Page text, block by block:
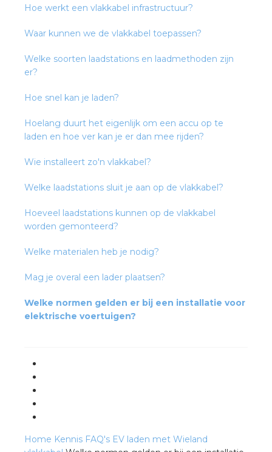
Hoe werkt een vlakkabel infrastructuur?
Waar kunnen we de vlakkabel toepassen?
Welke soorten laadstations en laadmethoden zijn
er?
Hoe snel kan je laden?
Hoelang duurt het eigenlijk om een accu op te
laden en hoe ver kan je er dan mee rijden?
Wie installeert zo'n vlakkabel?
Welke laadstations sluit je aan op de vlakkabel?
Hoeveel laadstations kunnen op de vlakkabel
worden gemonteerd?
Welke materialen heb je nodig?
Mag je overal een lader plaatsen?
Welke normen gelden er bij een installatie voor
elektrische voertuigen?
Home Kennis FAQ's EV laden met Wieland
waarde
groothandels